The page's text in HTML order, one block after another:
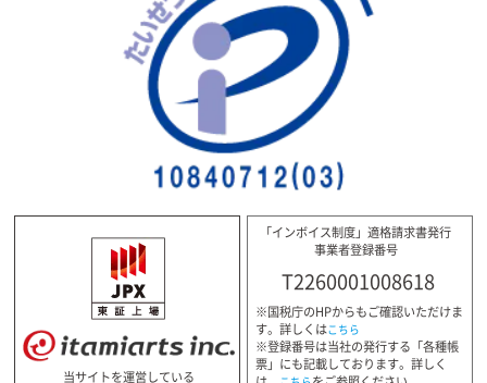
当サイトを運営している
「インボイス制度」適格請求書発行
事業者登録番号
T2260001008618
※国税庁のHPからもご確認いただけま
す。詳しくはこちら
※登録番号は当社の発行する「各種帳
票」にも記載しております。詳しく